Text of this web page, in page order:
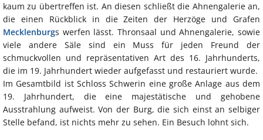
kaum zu übertreffen ist. An diesen schließt die Ahnengalerie an,
die einen Rückblick in die Zeiten der Herzöge und Grafen
Mecklenburgs werfen lässt. Thronsaal und Ahnengalerie, sowie
viele andere Säle sind ein Muss für jeden Freund der
schmuckvollen und repräsentativen Art des 16. Jahrhunderts,
die im 19. Jahrhundert wieder aufgefasst und restauriert wurde.
Im Gesamtbild ist Schloss Schwerin eine große Anlage aus dem
19. Jahrhundert, die eine majestätische und gehobene
Ausstrahlung aufweist. Von der Burg, die sich einst an selbiger
Stelle befand, ist nichts mehr zu sehen. Ein Besuch lohnt sich.